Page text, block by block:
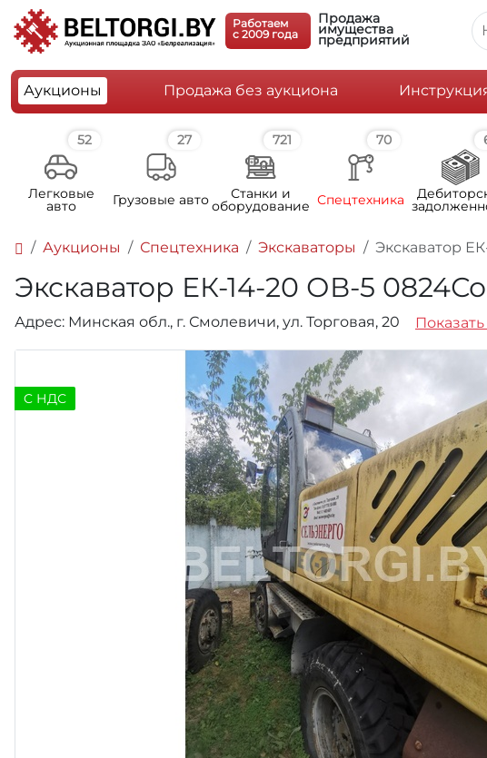
Работаем
c 2009 года
Продажа
имущества
предприятий
Аукционы Продажа без аукциона
52
Легковые
авто
27
Грузовые авто
721
Станки и
оборудование
70
Спецтехника
Аукционы Спецтехника Экскаваторы Экскаватор
Экскаватор ЕК-14-20 ОВ-5
Адрес: Минская обл., г. Смолевичи, ул. Торговая, 20
C НДС